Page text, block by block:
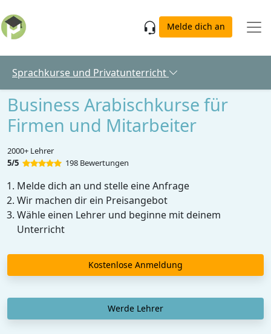
Melde dich an
Sprachkurse und Privatunterricht
Business Arabischkurse für
Firmen und Mitarbeiter
2000+ Lehrer
5/5
198 Bewertungen
Melde dich an und stelle eine Anfrage
Wir machen dir ein Preisangebot
Wähle einen Lehrer und beginne mit deinem
Unterricht
Kostenlose Anmeldung
Werde Lehrer